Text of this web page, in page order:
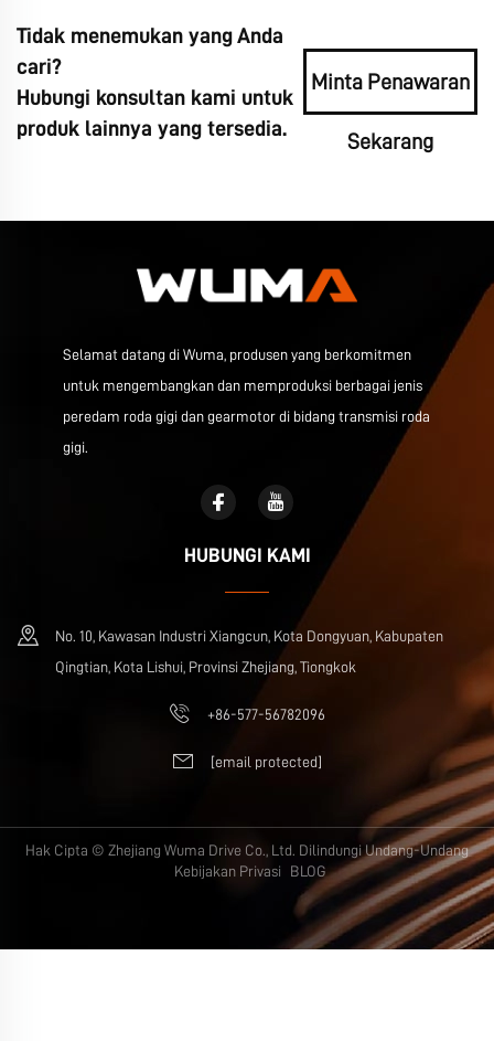
Tidak menemukan yang Anda
cari?
Hubungi konsultan kami untuk
produk lainnya yang tersedia.
Minta Penawaran
Sekarang
Selamat datang di Wuma, produsen yang berkomitmen
untuk mengembangkan dan memproduksi berbagai jenis
peredam roda gigi dan gearmotor di bidang transmisi roda
gigi.
HUBUNGI KAMI
No. 10, Kawasan Industri Xiangcun, Kota Dongyuan, Kabupaten
Qingtian, Kota Lishui, Provinsi Zhejiang, Tiongkok
+86-577-56782096
[email protected]
Hak Cipta © Zhejiang Wuma Drive Co., Ltd. Dilindungi Undang-Undang
Kebijakan Privasi
BLOG